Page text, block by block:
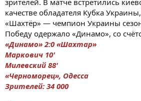
качестве обладателя Кубка
«Шахтёр» — чемпион Украины
Победу одержало «Динамо», со
«Динамо» 2:0 «Шахтар»
Маркович 10'
Милевский 88'
«Черноморец», Одесса
Зрителей: 34 000